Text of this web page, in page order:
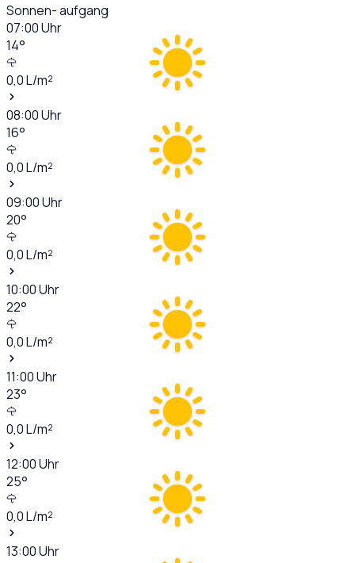
Sonnen- aufgang
07:00Uhr
14°
0,0L/m²
08:00Uhr
16°
0,0L/m²
09:00Uhr
20°
0,0L/m²
10:00Uhr
22°
0,0L/m²
11:00Uhr
23°
0,0L/m²
12:00Uhr
25°
0,0L/m²
13:00Uhr